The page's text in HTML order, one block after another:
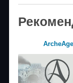
ArcheAge